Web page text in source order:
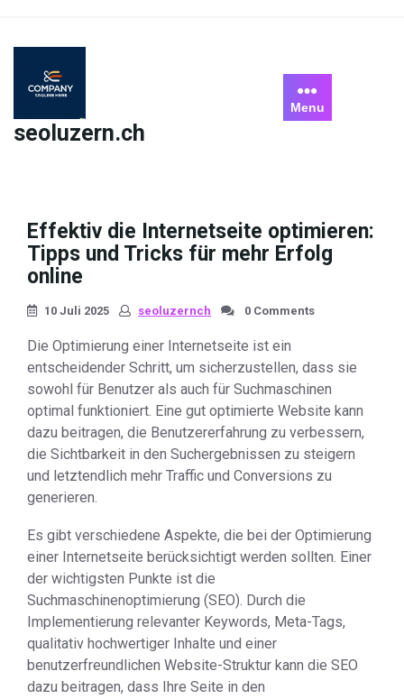
content
seoluzern.ch
Menu
Effektiv die Internetseite optimieren:
Tipps und Tricks für mehr Erfolg
online
10 Juli 2025 seoluzernch 0 Comments
Die Optimierung einer Internetseite ist ein
entscheidender Schritt, um sicherzustellen, dass sie
sowohl für Benutzer als auch für Suchmaschinen
optimal funktioniert. Eine gut optimierte Website kann
dazu beitragen, die Benutzererfahrung zu verbessern,
die Sichtbarkeit in den Suchergebnissen zu steigern
und letztendlich mehr Traffic und Conversions zu
generieren.
Es gibt verschiedene Aspekte, die bei der Optimierung
einer Internetseite berücksichtigt werden sollten. Einer
der wichtigsten Punkte ist die
Suchmaschinenoptimierung (SEO). Durch die
Implementierung relevanter Keywords, Meta-Tags,
qualitativ hochwertiger Inhalte und einer
benutzerfreundlichen Website-Struktur kann die SEO
dazu beitragen, dass Ihre Seite in den